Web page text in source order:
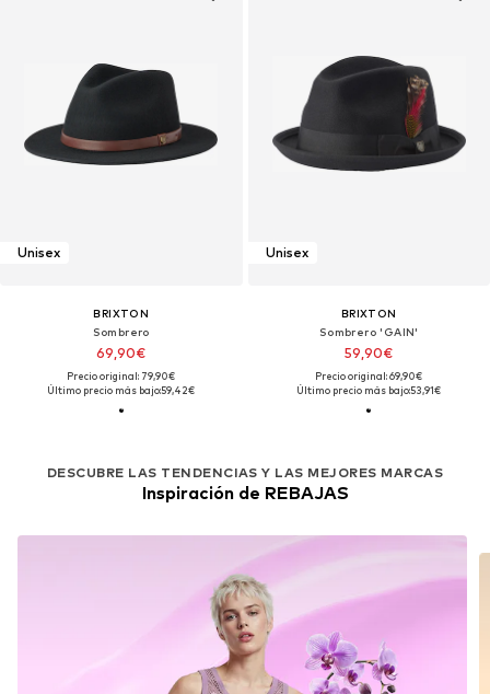
Unisex
BRIXTON
Sombrero
69,90€
Precio original: 79,90€
Último precio más bajo:59,42€
Unisex
BRIXTON
Sombrero 'GAIN'
59,90€
Precio original: 69,90€
Último precio más bajo:53,91€
DESCUBRE LAS TENDENCIAS Y LAS MEJORES MARCAS
Inspiración de REBAJAS